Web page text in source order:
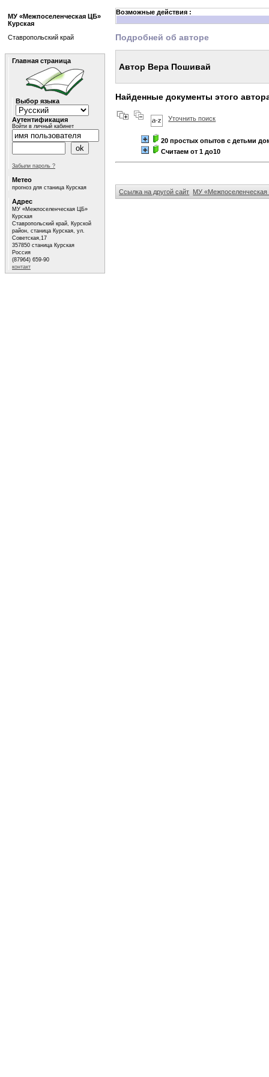
Возможные действия :
Подробней об авторе
Автор Вера Пошивай
Найденные документы этого
Уточнить поиск
20 простых опытов с детьми
Считаем от 1 до10
Ссылка на другой сайт МУ «Межпоселенческая
МУ «Межпоселенческая ЦБ»
Курская
Ставропольский край
Главная страница
Выбор языка
Аутентификация
Войти в личный кабинет
Забыли пароль ?
Метео
прогноз для станица Курская
Адрес
МУ «Межпоселенческая ЦБ»
Курская
Ставропольский край, Курской
район, станица Курская, ул.
Советская,17
357850 станица Курская
Россия
(87964) 659-90
контакт